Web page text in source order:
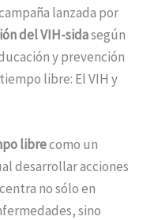
lanzada por
del VIH-sidasegún
y prevención
libre: El VIH y
librecomo un
desarrollar acciones
no sólo en
sino